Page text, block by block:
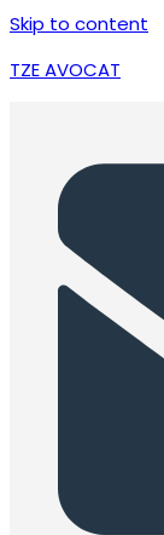
Skip to content
TZE AVOCAT